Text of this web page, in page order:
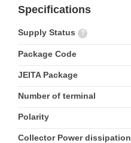
Specifications
Supply Status ?
Package Code
JEITA Package
Number of terminal
Polarity
Collector Power dissipation